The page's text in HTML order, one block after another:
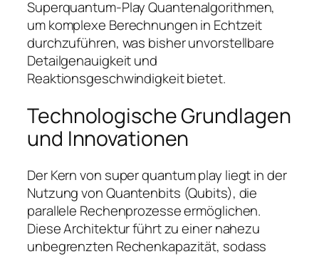
Superquantum-PlayQuantenalgorithmen,
um komplexe Berechnungen in Echtzeit
durchzuführen, was bisher unvorstellbare
Detailgenauigkeit und
Reaktionsgeschwindigkeit bietet.
Technologische Grundlagen
und Innovationen
Der Kern von super quantum play liegt in der
Nutzung von Quantenbits (Qubits), die
parallele Rechenprozesse ermöglichen.
Diese Architektur führt zu einer nahezu
unbegrenzten Rechenkapazität, sodass